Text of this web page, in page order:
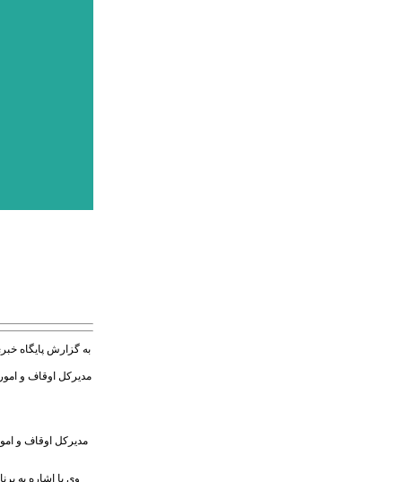
به گزارش پایگاه
مدیرکل اوقاف و
مديركل اوقاف و
وی با اشاره به